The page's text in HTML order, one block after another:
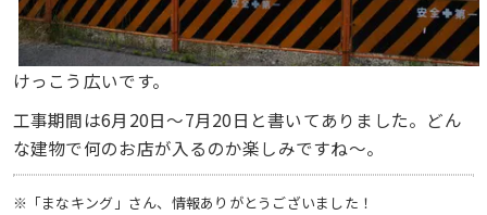
けっこう広いです。
工事期間は6月20日～7月20日と書いてありました。どん
な建物で何のお店が入るのか楽しみですね～。
※「まなキング」さん、情報ありがとうございました！